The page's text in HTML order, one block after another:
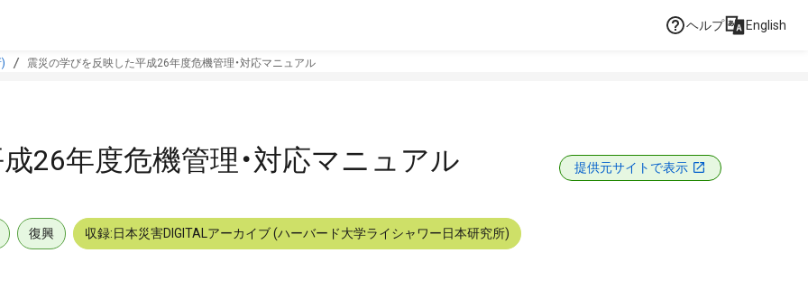
ヘルプ English
震災の学びを反映した平成26年度危機管理・対応マニュアル
26年度危機管理・対応マニュアル 提供元サイトで表示
復興 収録:日本災害DIGITALアーカイブ (ハーバード大学ライシャワー日本研究所)